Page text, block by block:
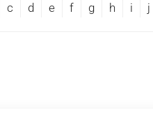
c d e f g h i j